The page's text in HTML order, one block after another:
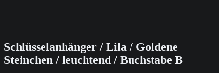
Schlüsselanhänger / Lila / Goldene
Steinchen / leuchtend / Buchstabe B